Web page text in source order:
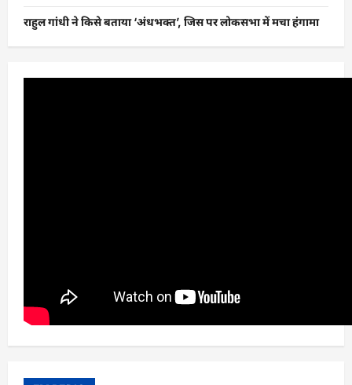
राहुल गांधी ने किसे बताया ‘अंधभक्त’, जिस पर लोकसभा में मचा हंगामा